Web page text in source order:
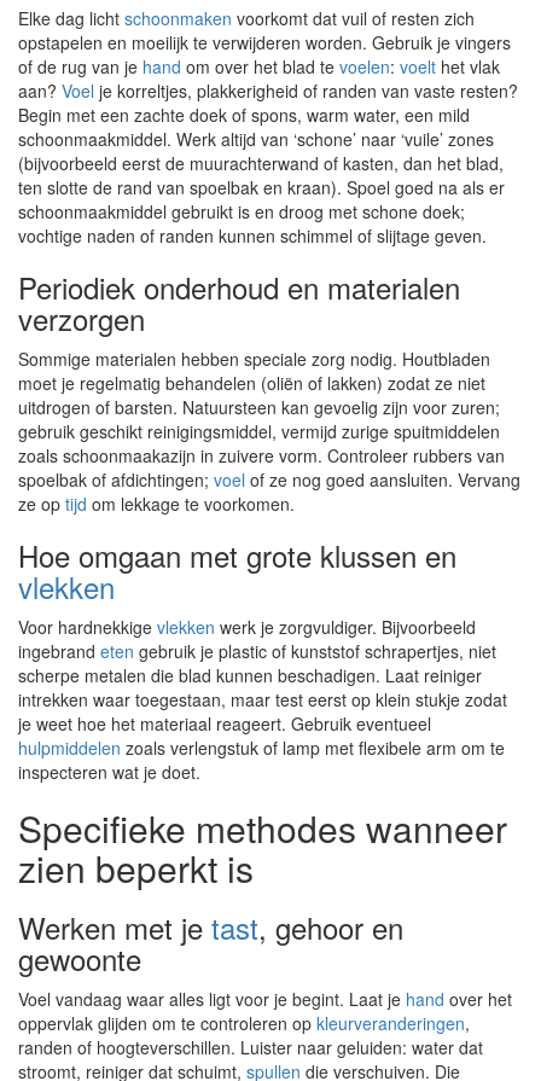
Elke dag licht schoonmaken voorkomt dat vuil of resten zich
opstapelen en moeilijk te verwijderen worden. Gebruik je vingers
of de rug van je hand om over het blad te voelen: voelt het vlak
aan? Voel je korreltjes, plakkerigheid of randen van vaste resten?
Begin met een zachte doek of spons, warm water, een mild
schoonmaakmiddel. Werk altijd van ‘schone’ naar ‘vuile’ zones
(bijvoorbeeld eerst de muurachterwand of kasten, dan het blad,
ten slotte de rand van spoelbak en kraan). Spoel goed na als er
schoonmaakmiddel gebruikt is en droog met schone doek;
vochtige naden of randen kunnen schimmel of slijtage geven.
Periodiek onderhoud en materialen
verzorgen
Sommige materialen hebben speciale zorg nodig. Houtbladen
moet je regelmatig behandelen (oliën of lakken) zodat ze niet
uitdrogen of barsten. Natuursteen kan gevoelig zijn voor zuren;
gebruik geschikt reinigingsmiddel, vermijd zurige spuitmiddelen
zoals schoonmaakazijn in zuivere vorm. Controleer rubbers van
spoelbak of afdichtingen; voel of ze nog goed aansluiten. Vervang
ze op tijd om lekkage te voorkomen.
Hoe omgaan met grote klussen en
vlekken
Voor hardnekkige vlekken werk je zorgvuldiger. Bijvoorbeeld
ingebrand eten gebruik je plastic of kunststof schrapertjes, niet
scherpe metalen die blad kunnen beschadigen. Laat reiniger
intrekken waar toegestaan, maar test eerst op klein stukje zodat
je weet hoe het materiaal reageert. Gebruik eventueel
hulpmiddelen zoals verlengstuk of lamp met flexibele arm om te
inspecteren wat je doet.
Specifieke methodes wanneer
zien beperkt is
Werken met je tast, gehoor en
gewoonte
Voel vandaag waar alles ligt voor je begint. Laat je hand over het
oppervlak glijden om te controleren op kleurveranderingen,
randen of hoogteverschillen. Luister naar geluiden: water dat
stroomt, reiniger dat schuimt, spullen die verschuiven. Die